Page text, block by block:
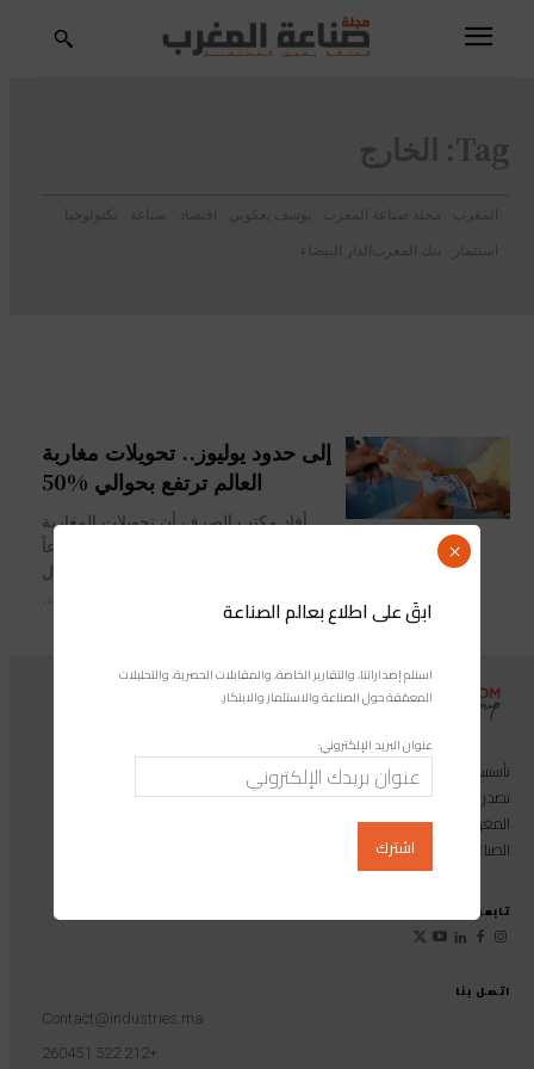
Tag: الخارج
المغرب مجلة صناعة المغرب يوسف يعكوبي اقتصاد صناعة
تكنولوجيا
استثمار
بنك المغرب الدار البيضاء
إلى حدود يوليوز.. تحويلات مغاربة
العالم ترتفع بحوالي %50
أفاد مكتب الصرف أن تحويلات المغاربة
المقيمين بالخارج (MRE) قد شهدت ارتفاعاً
ملحوظاً لتصل إلى 54 مليار درهم خلال
السبعة أشهر الأولى من هذا...
اتصل بنا
Contact@industries.ma
+212 522 260451
تأسست مجموعة إندوستريكوم عام 2013، وهي مجموعة إعلامية متخصصة
تصدر المجلة الرائدة المخصصة للصناعة والاستثمار والابتكار: مجلة «صناعة
المغرب»، بالإضافة إلى أول منصة رقمية موجهة لخدمة المهنيين في القطاع
الصناعي.
تابعونا على
ابقَ على اطلاع بعالم الصناعة
استلم إصداراتنا، والتقارير الخاصة، والمقابلات الحصرية، والتحليلات
المعمّقة حول الصناعة والاستثمار والابتكار.
عنوان البريد الإلكتروني:
×